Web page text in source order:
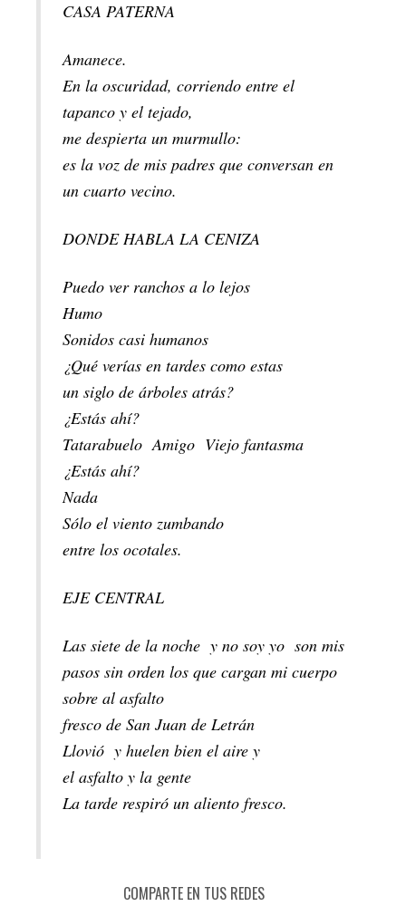
CASA PATERNA
Amanece.
En la oscuridad, corriendo entre el
tapanco y el tejado,
me despierta un murmullo:
es la voz de mis padres que conversan en
un cuarto vecino.
DONDE HABLA LA CENIZA
Puedo ver ranchos a lo lejos
Humo
Sonidos casi humanos
¿Qué verías en tardes como estas
un siglo de árboles atrás?
¿Estás ahí?
Tatarabuelo Amigo Viejo fantasma
¿Estás ahí?
Nada
Sólo el viento zumbando
entre los ocotales.
EJE CENTRAL
Las siete de la noche y no soy yo son mis
pasos sin orden los que cargan mi cuerpo
sobre al asfalto
fresco de San Juan de Letrán
Llovió y huelen bien el aire y
el asfalto y la gente
La tarde respiró un aliento fresco.
COMPARTE EN TUS REDES